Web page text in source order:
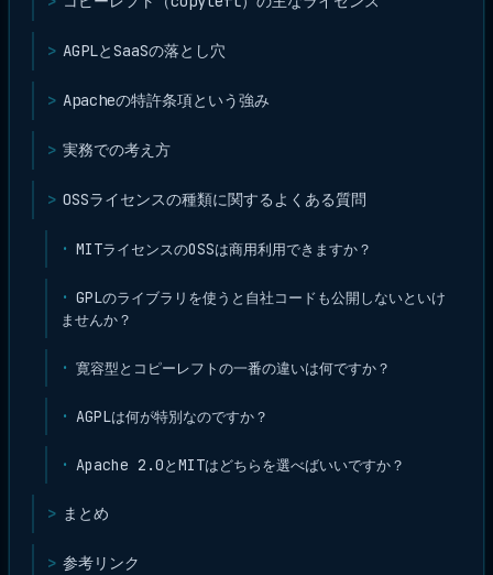
AGPLとSaaSの落とし穴
Apacheの特許条項という強み
実務での考え方
OSSライセンスの種類に関するよくある質問
MITライセンスのOSSは商用利用できますか？
GPLのライブラリを使うと自社コードも公開しないといけ
ませんか？
寛容型とコピーレフトの一番の違いは何ですか？
AGPLは何が特別なのですか？
Apache 2.0とMITはどちらを選べばいいですか？
まとめ
参考リンク